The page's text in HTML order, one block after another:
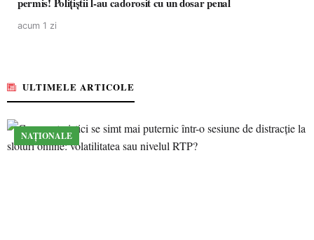
acum 1 zi
ULTIMELE ARTICOLE
NAȚIONALE